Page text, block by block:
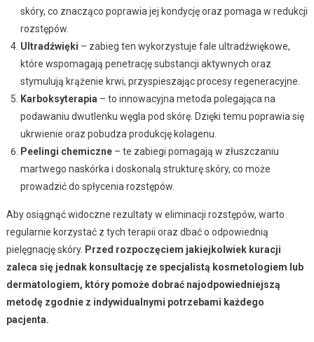
skóry, co znacząco poprawia jej kondycję oraz pomaga w redukcji
rozstępów.
Ultradźwięki – zabieg ten wykorzystuje fale ultradźwiękowe,
które wspomagają penetrację substancji aktywnych oraz
stymulują krążenie krwi, przyspieszając procesy regeneracyjne.
Karboksyterapia – to innowacyjna metoda polegająca na
podawaniu dwutlenku węgla pod skórę. Dzięki temu poprawia się
ukrwienie oraz pobudza produkcję kolagenu.
Peelingi chemiczne– te zabiegi pomagają w złuszczaniu
martwego naskórka i doskonalą strukturę skóry, co może
prowadzić do spłycenia rozstępów.
Aby osiągnąć widoczne rezultaty w eliminacji rozstępów, warto
regularnie korzystać z tych terapii oraz dbać o odpowiednią
pielęgnację skóry. Przed rozpoczęciem jakiejkolwiek kuracji
zaleca się jednak konsultację ze specjalistą kosmetologiem lub
dermatologiem, który pomoże dobrać najodpowiedniejszą
metodę zgodnie z indywidualnymi potrzebami każdego
pacjenta.